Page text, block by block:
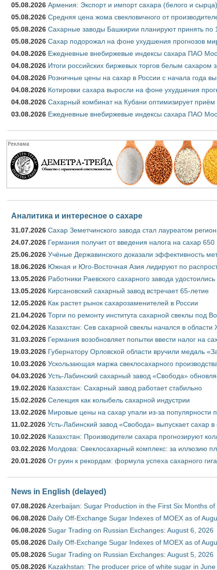
05.08.2026 Армения: Экспорт и импорт сахара (белого и
05.08.2026 Средняя цена жома свекловичного от
05.08.2026 Сахарные заводы Башкирии планируют принять по
05.08.2026 Сахар подорожал на фоне ухудшения прогнозов
04.08.2026 Ежедневные внебиржевые индексы сахара ПАО
04.08.2026 Итоги российских биржевых торгов белым сахаром
04.08.2026 Розничные цены на сахар в России с начала года
04.08.2026 Котировки сахара выросли на фоне ухудшения
04.08.2026 Сахарный комбинат на Кубани оптимизирует приём
03.08.2026 Ежедневные внебиржевые индексы сахара ПАО
Аналитика и интересное о сахаре
31.07.2026 Сахар Земетчинского завода стал лауреатом
24.07.2026 Германия получит от введения налога на сахар
25.06.2026 Учёные Державинского доказали эффективность
18.06.2026 Южная и Юго-Восточная Азия лидируют по
13.05.2026 Работники Раевского сахарного завода удостоились
13.05.2026 Кирсановский сахарный завод встречает 65-летие
12.05.2026 Как растет рынок сахарозаменителей в России
21.04.2026 Торги по ремонту института сахарной свеклы под
02.04.2026 Казахстан: Сев сахарной свеклы начался в области
31.03.2026 Германия возобновляет попытки ввести налог на
19.03.2026 Губернатору Орловской области вручили медаль
10.03.2026 Ускользающая маржа свеклосахарного
04.03.2026 Усть-Лабинский сахарный завод «Свобода»
19.02.2026 Казахстан: Сахарный завод работает стабильно
15.02.2026 Селекция как колыбель сахарной индустрии
13.02.2026 Мировые цены на сахар упали из-за популярности
11.02.2026 Усть-Лабинский завод «Свобода» выпускает сахар в
10.02.2026 Казахстан: Производители сахара прогнозируют
03.02.2026 Молдова: Свеклосахарный комплекс: за иллюзию
20.01.2026 От руин к рекордам: формула успеха сахарного
News in English (delayed)
07.08.2026Azerbaijan: Sugar Production in the First Six Months of
06.08.2026 Daily Off-Exchange Sugar Indexes of MOEX as of
06.08.2026 Sugar Trading on Russian Exchanges: August 6, 2026
05.08.2026 Daily Off-Exchange Sugar Indexes of MOEX as of
05.08.2026 Sugar Trading on Russian Exchanges: August 5, 2026
05.08.2026 Kazakhstan: The producer price of white sugar in